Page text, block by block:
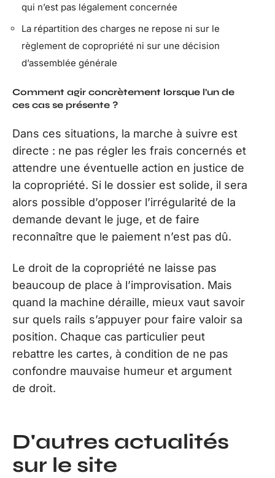
qui n’est pas légalement concernée
La répartition des charges ne repose ni sur le
règlement de copropriété ni sur une décision
d’assemblée générale
Comment agir concrètement lorsque l’un de
ces cas se présente ?
Dans ces situations, la marche à suivre est
directe : ne pas régler les frais concernés et
attendre une éventuelle action en justice de
la copropriété. Si le dossier est solide, il sera
alors possible d’opposer l’irrégularité de la
demande devant le juge, et de faire
reconnaître que le paiement n’est pas dû.
Le droit de la copropriété ne laisse pas
beaucoup de place à l’improvisation. Mais
quand la machine déraille, mieux vaut savoir
sur quels rails s’appuyer pour faire valoir sa
position. Chaque cas particulier peut
rebattre les cartes, à condition de ne pas
confondre mauvaise humeur et argument
de droit.
D'autres actualités
sur le site